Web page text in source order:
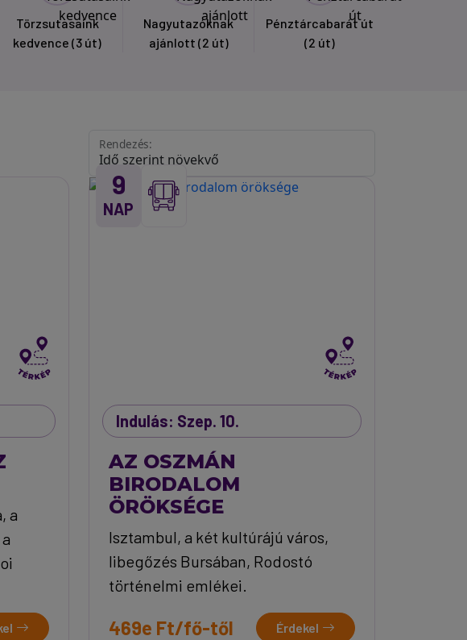
Törzsutasaink
kedvence (3 út)
Nagyutazóknak
ajánlott (2 út)
Pénztárcabarát út
(2 út)
Rendezés:
a
9
NAP
Indulás: Szep. 10.
AZ OSZMÁN
BIRODALOM
ÖRÖKSÉGE
Isztambul, a két kultúrájú város,
libegőzés Bursában, Rodostó
történelmi emlékei.
469e Ft/fő-től Érdekel